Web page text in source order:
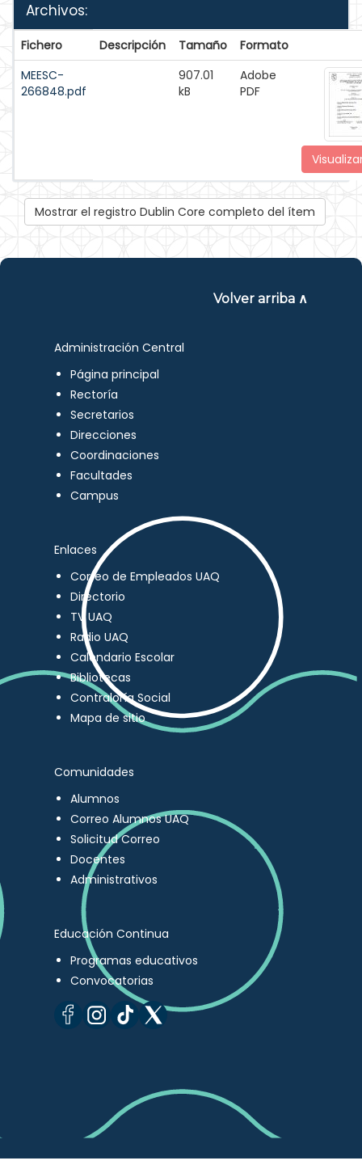
Archivos:
Fichero Descripción Tamaño
Formato
MEESC-
266848.pdf
907.01
kB
Adobe
PDF
Mostrar el registro Dublin Core completo del ítem
Volver arriba ∧
Administración Central
Página principal
Rectoría
Secretarios
Direcciones
Coordinaciones
Facultades
Campus
Enlaces
Correo de Empleados UAQ
Directorio
TV UAQ
Radio UAQ
Calendario Escolar
Bibliotecas
Contraloría Social
Mapa de sitio
Comunidades
Alumnos
Correo Alumnos UAQ
Solicitud Correo
Docentes
Administrativos
Educación Continua
Programas educativos
Convocatorias